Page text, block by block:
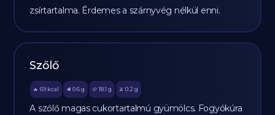
zsírtartalma. Érdemes a szárnyvég nélkül enni.
Szőlő
🔥 69 kcal 🥩 0.6 g 🥔 18.1 g 🫒 0.2 g
A szőlő magas cukortartalmú gyümölcs. Fogyókúra